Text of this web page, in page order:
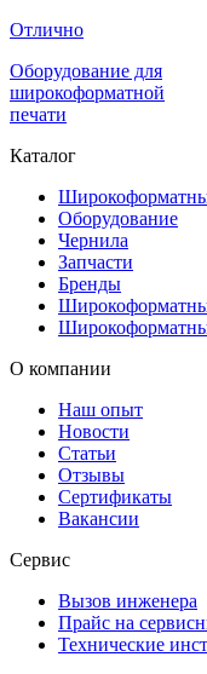
Отлично
Оборудование для
широкоформатной
печати
Каталог
Оборудование
Чернила
Запчасти
Бренды
О компании
Наш опыт
Новости
Статьи
Отзывы
Сертификаты
Вакансии
Сервис
Вызов инженера
Прайс на
Технические